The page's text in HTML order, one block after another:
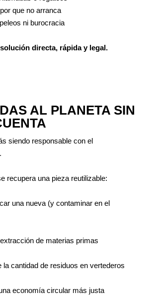
que no arranca
ni burocracia
directa, rápida y legal.
AL PLANETA SIN
siendo responsable con el
recupera una pieza reutilizable:
una nueva (y contaminar en el
de materias primas
la cantidad de residuos en vertederos
economía circular más justa